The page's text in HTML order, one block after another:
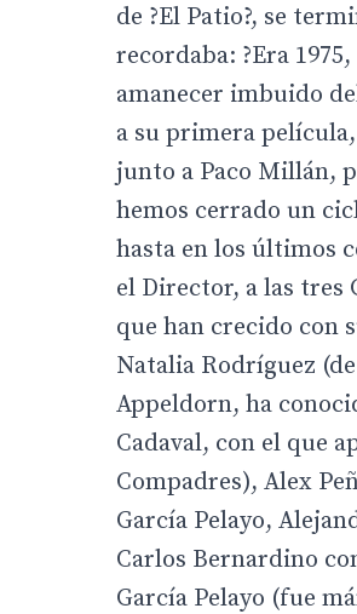
de ?El Patio?, se
recordaba: ?Era
amanecer imbuido
a su primera
junto a Paco Millán,
hemos cerrado un
hasta en los últimos
el Director, a las tres
que han crecido con
Natalia Rodríguez
Appeldorn, ha
Cadaval, con el que
Compadres), Alex
García Pelayo,
Carlos Bernardino
García Pelayo (fue